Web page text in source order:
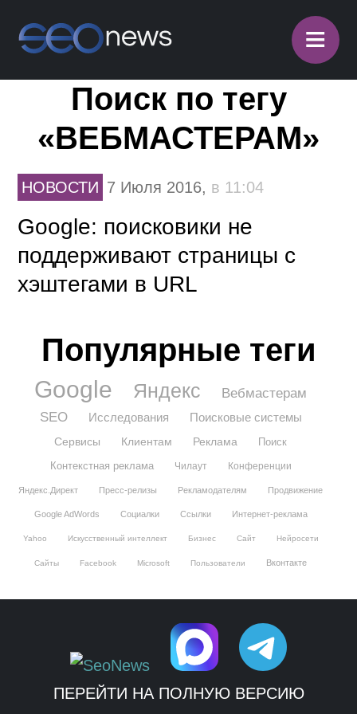
≡
Поиск по тегу
«BEБМАСТЕРАМ»
НОВОСТИ 7 Июля 2016, в 11:04
Google: поисковики не
поддерживают страницы с
хэштегами в URL
Популярные теги
Google Яндекс
Вебмастерам
SEO
Исследования Поисковые системы
Сервисы Клиентам Реклама
Поиск
Контекстная реклама
Чилаут Конференции
Яндекс.Директ Пресс-релизы Рекламодателям Продвижение
Google AdWords Социалки Ссылки Интернет-реклама
Yahoo Искусственный интеллект Бизнес Сайт Нейросети
Сайты Facebook Microsoft Пользователи Вконтакте
ПЕРЕЙТИ НА ПОЛНУЮ ВЕРСИЮ